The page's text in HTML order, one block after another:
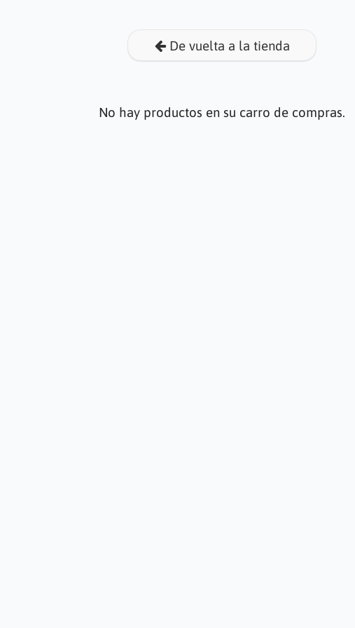
De vuelta a la tienda
No hay productos en su carro de compras.